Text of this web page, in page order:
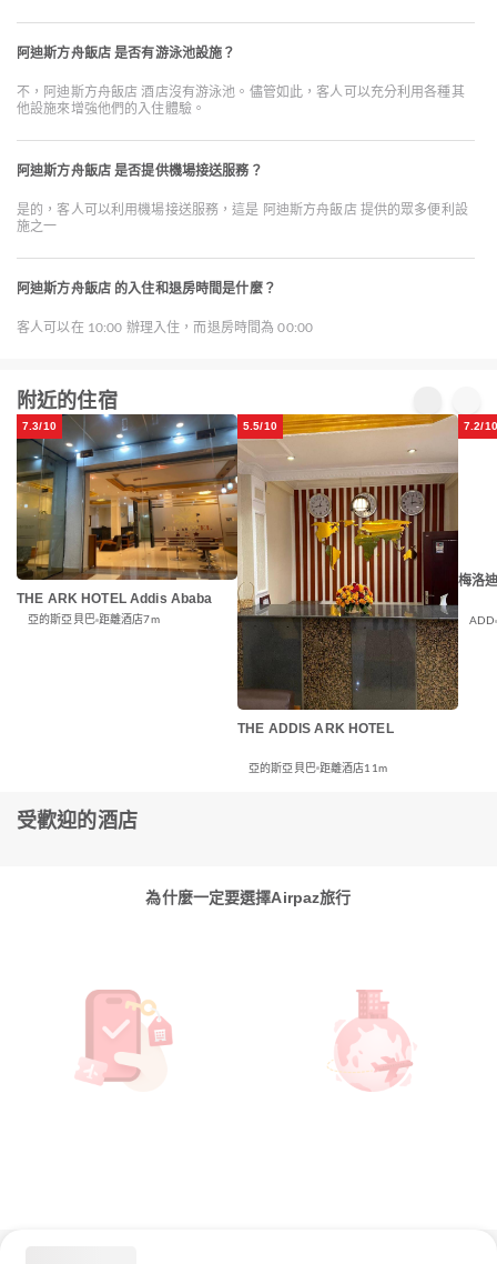
阿迪斯方舟飯店 是否有游泳池設施？
不，阿迪斯方舟飯店 酒店沒有游泳池。儘管如此，客人可以充分利用各種其
他設施來增強他們的入住體驗。
阿迪斯方舟飯店 是否提供機場接送服務？
是的，客人可以利用機場接送服務，這是 阿迪斯方舟飯店 提供的眾多便利設
施之一
阿迪斯方舟飯店 的入住和退房時間是什麼？
客人可以在 10:00 辦理入住，而退房時間為 00:00
附近的住宿
7.3/10
THE ARK HOTEL Addis Ababa
亞的斯亞貝巴 距離酒店7m
5.5/10
THE ADDIS ARK HOTEL
亞的斯亞貝巴 距離酒店11m
7.2/10
梅洛
ADD
受歡迎的酒店
為什麼一定要選擇Airpaz旅行